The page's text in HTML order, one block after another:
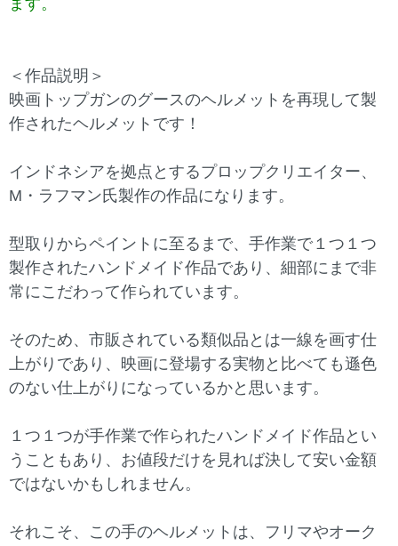
ます。
＜作品説明＞
映画トップガンのグースのヘルメットを再現して製
作されたヘルメットです！
インドネシアを拠点とするプロップクリエイター、
M・ラフマン氏製作の作品になります。
型取りからペイントに至るまで、手作業で１つ１つ
製作されたハンドメイド作品であり、細部にまで非
常にこだわって作られています。
そのため、市販されている類似品とは一線を画す仕
上がりであり、映画に登場する実物と比べても遜色
のない仕上がりになっているかと思います。
１つ１つが手作業で作られたハンドメイド作品とい
うこともあり、お値段だけを見れば決して安い金額
ではないかもしれません。
それこそ、この手のヘルメットは、フリマやオーク